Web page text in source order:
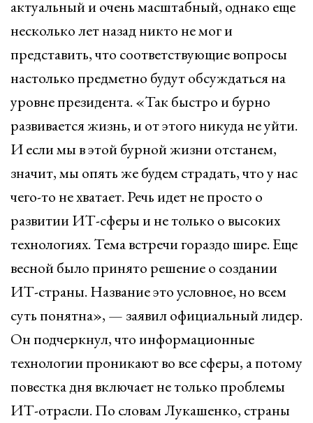
актуальный и очень масштабный, однако еще
несколько лет назад никто не мог и
представить, что соответствующие вопросы
настолько предметно будут обсуждаться на
уровне президента. «Так быстро и бурно
развивается жизнь, и от этого никуда не уйти.
И если мы в этой бурной жизни отстанем,
значит, мы опять же будем страдать, что у нас
чего-то не хватает. Речь идет не просто о
развитии ИТ-сферы и не только о высоких
технологиях. Тема встречи гораздо шире. Еще
весной было принято решение о создании
ИТ-страны. Название это условное, но всем
суть понятна», — заявил официальный лидер.
Он подчеркнул, что информационные
технологии проникают во все сферы, а потому
повестка дня включает не только проблемы
ИТ-отрасли. По словам Лукашенко, страны